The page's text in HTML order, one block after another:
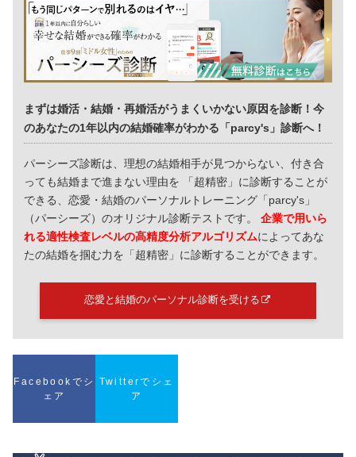
まずは婚活・結婚・再婚活がうまくいかない原因を診断！今
のあなたの1年以内の結婚確率がわかる「parcy's」診断へ！
パーシーズ診断は、理想の結婚相手が見つからない、付き合
っても結婚まで進まない理由を 「超精密」に診断することが
できる、恋愛・結婚のパーソナルトレーニング「parcy's」
（パーシーズ）のオリジナル診断テストです。企業で用いら
れる適性検査レベルの高精度分析アルゴリズムによってあな
たの結婚を掴む力を「超精密」に診断することができます。
恋愛と結婚のパーソナル診断を受ける
Facebookでシ
ェア
Twitterでシェ
ア